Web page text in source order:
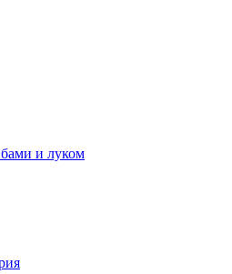
и луком